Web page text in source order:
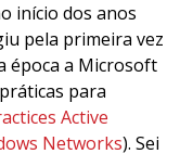
início dos anos
pela primeira vez
época a Microsoft
para
Active
Networks). Sei